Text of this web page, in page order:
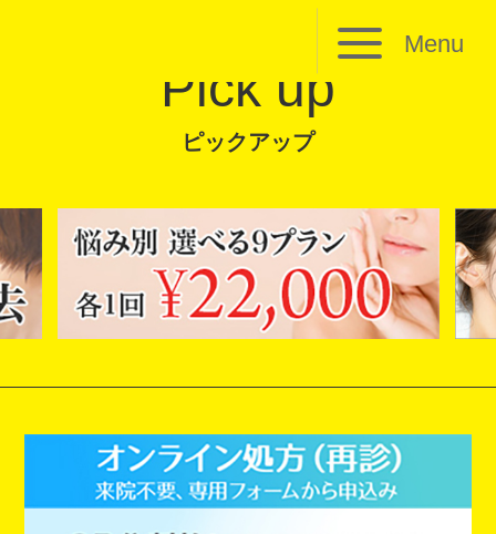
Menu
Pick up
ピックアップ